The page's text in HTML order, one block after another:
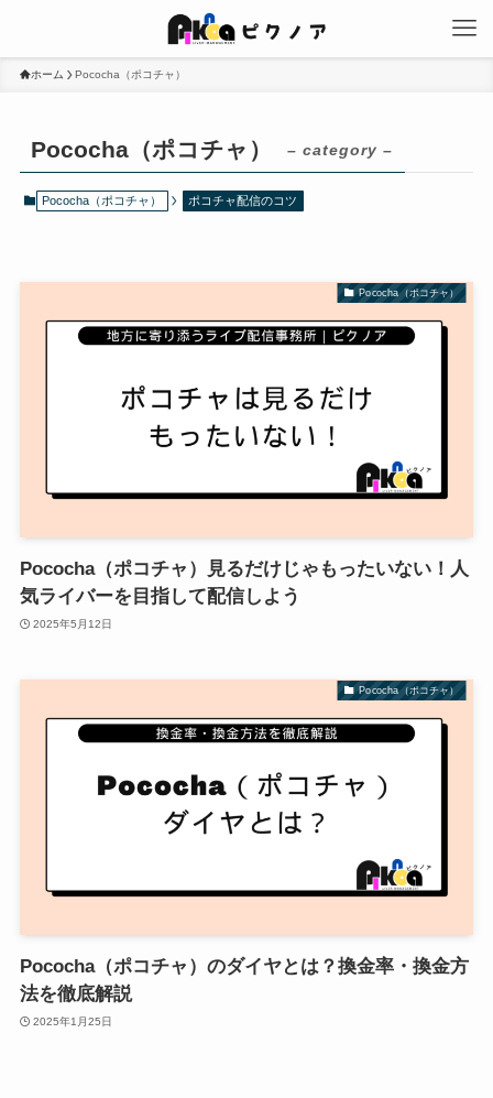
ホーム Pococha（ポコチャ）
Pococha（ポコチャ） – category –
Pococha（ポコチャ） ポコチャ配信のコツ
Pococha（ポコチャ）
Pococha（ポコチャ）見るだけじゃもったいない！人
気ライバーを目指して配信しよう
2025年5月12日
Pococha（ポコチャ）
Pococha（ポコチャ）のダイヤとは？換金率・換金方
法を徹底解説
2025年1月25日